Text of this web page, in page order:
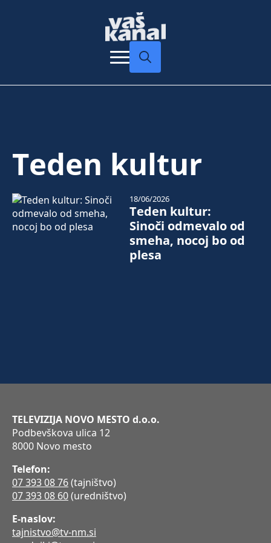
Teden kultur
Teden kultur:
Sinoči odmevalo od
smeha, nocoj bo od
plesa
18/06/2026
TELEVIZIJA NOVO MESTO d.o.o.
Podbevškova ulica 12
8000 Novo mesto
Telefon:
07 393 08 76(tajništvo)
07 393 08 60(uredništvo)
E-naslov:
tajnistvo@tv-nm.si